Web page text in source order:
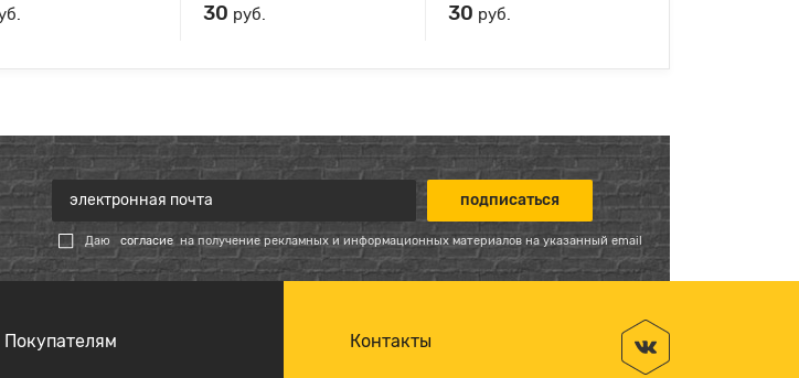
30 руб. 30 руб.
Даю согласие на получение рекламных и информационных материалов на указанный email
Контакты
Покупателям